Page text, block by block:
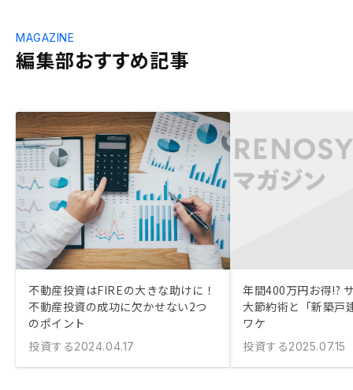
編集部おすすめ記事
MAGAZINE
不動産投資はFIREの大きな助けに！
不動産投資の成功に欠かせない2つ
のポイント
投資する2024.04.17
年間400万円お得!?
大節約術と「新築戸
ワケ
投資する2025.07.15